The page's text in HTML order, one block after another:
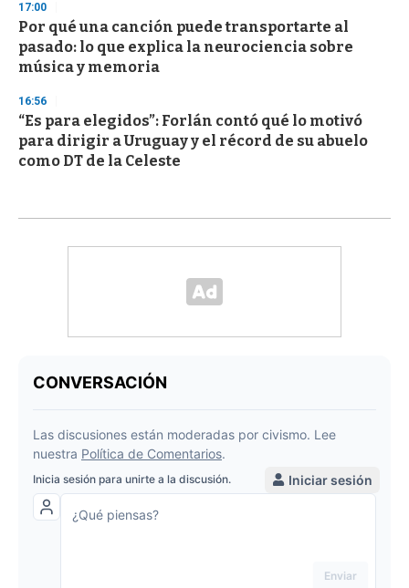
17:00
Por qué una canción puede transportarte al
pasado: lo que explica la neurociencia sobre
música y memoria
16:56
“Es para elegidos”: Forlán contó qué lo motivó
para dirigir a Uruguay y el récord de su abuelo
como DT de la Celeste